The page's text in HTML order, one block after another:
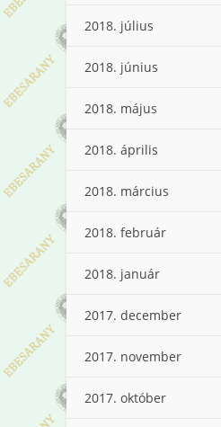
2018. július
2018. június
2018. május
2018. április
2018. március
2018. február
2018. január
2017. december
2017. november
2017. október